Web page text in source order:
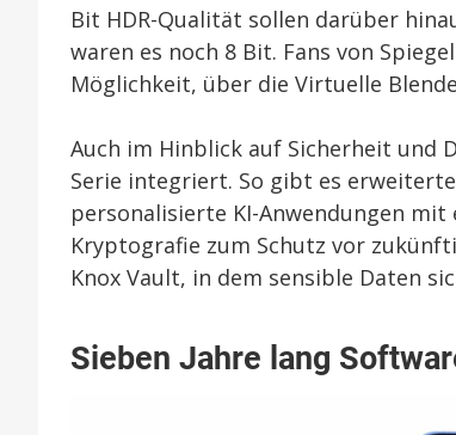
Bit HDR-Qualität sollen darüber
waren es noch 8 Bit. Fans von
Möglichkeit, über die Virtuelle
Auch im Hinblick auf Sicherheit und
Serie integriert. So gibt es
personalisierte KI-Anwendungen
Kryptografie zum Schutz vor
Knox Vault, in dem sensible Daten
Sieben Jahre lang